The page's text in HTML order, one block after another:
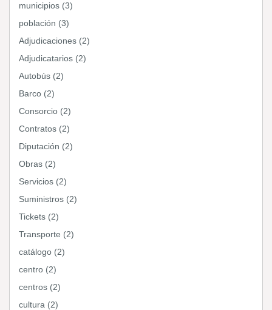
municipios (3)
población (3)
Adjudicaciones (2)
Adjudicatarios (2)
Autobús (2)
Barco (2)
Consorcio (2)
Contratos (2)
Diputación (2)
Obras (2)
Servicios (2)
Suministros (2)
Tickets (2)
Transporte (2)
catálogo (2)
centro (2)
centros (2)
cultura (2)